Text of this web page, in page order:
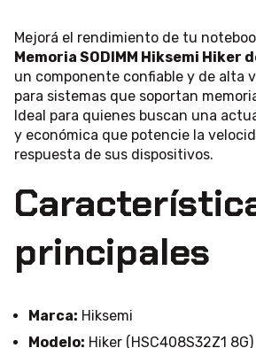
Mejorá el rendimiento de tu
Memoria SODIMM Hiksemi Hiker
un componente confiable y de alta
para sistemas que soportan memoria
Ideal para quienes buscan una
y económica que potencie la
respuesta de sus dispositivos.
principales
Marca: Hiksemi
Modelo: Hiker (HSC408S32Z1 8G)